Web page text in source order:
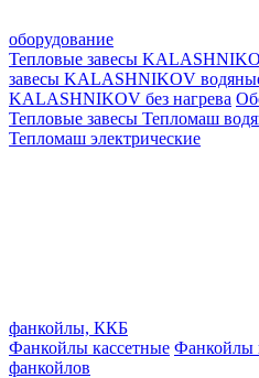
оборудование
Тепловые завесы
завесы KALASHNIKOV
KALASHNIKOV без нагрева
Тепловые завесы Тепломаш
Тепломаш электрические
фанкойлы, ККБ
Фанкойлы кассетные Фанкойлы
фанкойлов